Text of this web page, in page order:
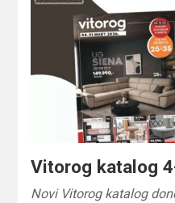
Vitorog katalog
Novi Vitorog katalog